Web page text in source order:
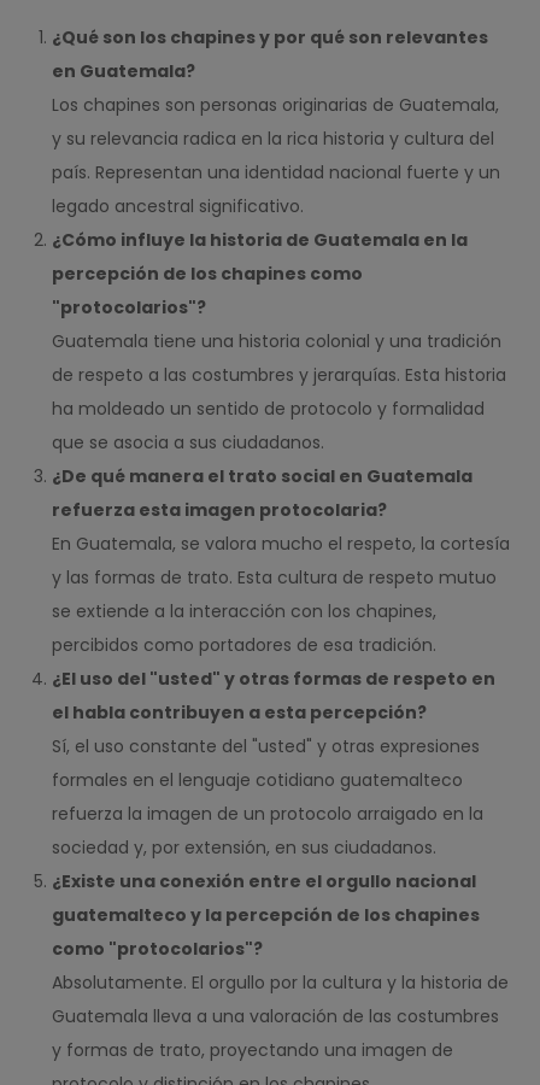
¿Qué son los chapines y por qué son relevantes
en Guatemala?
Los chapines son personas originarias de Guatemala,
y su relevancia radica en la rica historia y cultura del
país. Representan una identidad nacional fuerte y un
legado ancestral significativo.
¿Cómo influye la historia de Guatemala en la
percepción de los chapines como
"protocolarios"?
Guatemala tiene una historia colonial y una tradición
de respeto a las costumbres y jerarquías. Esta historia
ha moldeado un sentido de protocolo y formalidad
que se asocia a sus ciudadanos.
¿De qué manera el trato social en Guatemala
refuerza esta imagen protocolaria?
En Guatemala, se valora mucho el respeto, la cortesía
y las formas de trato. Esta cultura de respeto mutuo
se extiende a la interacción con los chapines,
percibidos como portadores de esa tradición.
¿El uso del "usted" y otras formas de respeto en
el habla contribuyen a esta percepción?
Sí, el uso constante del "usted" y otras expresiones
formales en el lenguaje cotidiano guatemalteco
refuerza la imagen de un protocolo arraigado en la
sociedad y, por extensión, en sus ciudadanos.
¿Existe una conexión entre el orgullo nacional
guatemalteco y la percepción de los chapines
como "protocolarios"?
Absolutamente. El orgullo por la cultura y la historia de
Guatemala lleva a una valoración de las costumbres
y formas de trato, proyectando una imagen de